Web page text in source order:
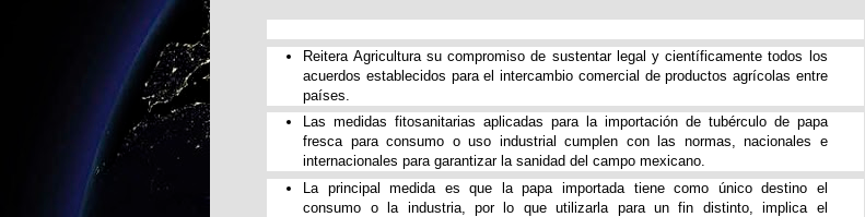
​​Reitera Agricultura su compromiso de sustentar legal y científicamente todos los
acuerdos establecidos para el intercambio comercial de productos agrícolas entre
países.
​Las medidas fitosanitarias aplicadas para la importación de tubérculo de papa
fresca para consumo o uso industrial cumplen con las normas, nacionales e
internacionales para garantizar la sanidad del campo mexicano.
​La principal medida es que la papa importada tiene como único destino el
consumo o la industria, por lo que utilizarla para un fin distinto, implica el